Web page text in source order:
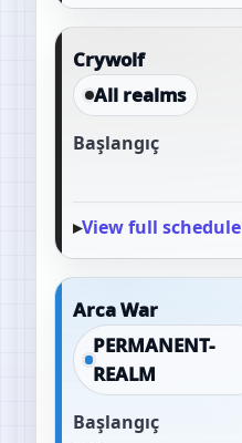
Crywolf
All realms
Başlangıç
View full schedule
Arca War
PERMANENT-
REALM
Başlangıç